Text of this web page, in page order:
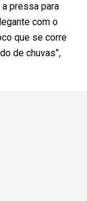
pressa para
com o
que se corre
de chuvas”,